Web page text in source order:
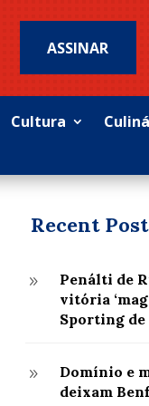
ASSINAR
Cultura
Recent
9
Penálti de
vitória
Sporting de
9
Domínio e
deixam